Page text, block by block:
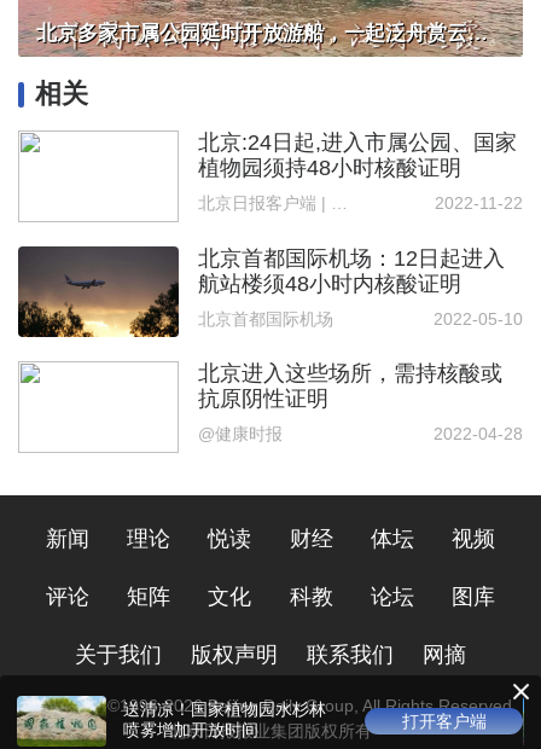
北京多家市属公园延时开放游船，一起泛舟赏云霞！
相关
北京:24日起,进入市属公园、国家
植物园须持48小时核酸证明
北京日报客户端 | 记者 代丽丽 2022-11-22
北京首都国际机场：12日起进入
航站楼须48小时内核酸证明
北京首都国际机场 2022-05-10
北京进入这些场所，需持核酸或
抗原阴性证明
@健康时报 2022-04-28
新闻 理论 悦读 财经 体坛 视频
评论 矩阵 文化 科教 论坛 图库
关于我们 版权声明 联系我们 网摘
Copyright ©1996-2026Beijing Daily Group, All Rights Reserved
北京日报报业集团版权所有
送清凉！国家植物园水杉林
喷雾增加开放时间
打开客户端